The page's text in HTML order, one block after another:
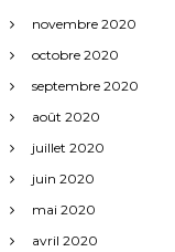
novembre 2020
octobre 2020
septembre 2020
août 2020
juillet 2020
juin 2020
mai 2020
avril 2020